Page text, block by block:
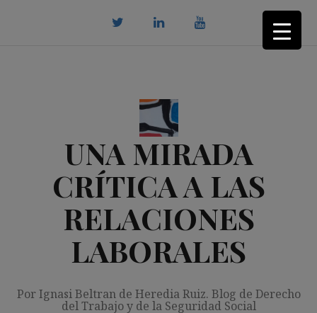
UNA MIRADA
CRÍTICA A LAS
RELACIONES
LABORALES
Por Ignasi Beltran de Heredia Ruiz. Blog de Derecho
del Trabajo y de la Seguridad Social